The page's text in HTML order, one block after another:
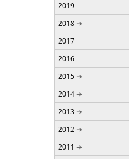
2019
2018
2017
2016
2015
2014
2013
2012
2011